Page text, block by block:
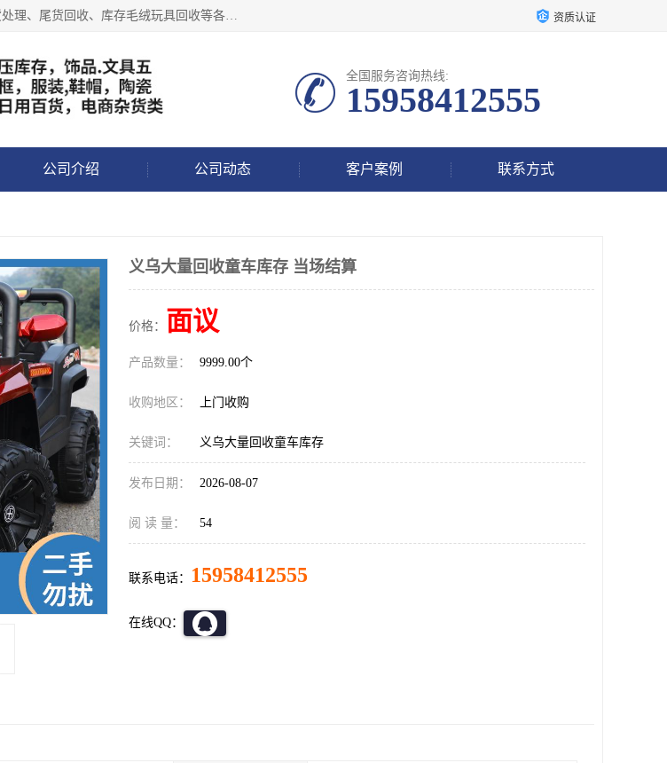
义乌永峰贸易商行长期从事:义乌库存回收、库存五金工具回收、库存杯子回收、尾货处理、尾货回收、库存毛绒玩具回收等各类产品库存回收，我们一直秉承：“，专业收购，价格从优，互惠互利，现金交易，价格公道”七大原则。欢迎有库存处理的老板来电洽谈! 资质认证
全国服务咨询热线:
15958412555
公司介绍 公司动态 客户案例 联系方式
义乌大量回收童车库存 当场结算
价格： 面议
产品数量： 9999.00个
收购地区： 上门收购
关键词： 义乌大量回收童车库存
发布日期： 2026-08-07
阅 读 量： 54
联系电话： 15958412555
在线QQ：